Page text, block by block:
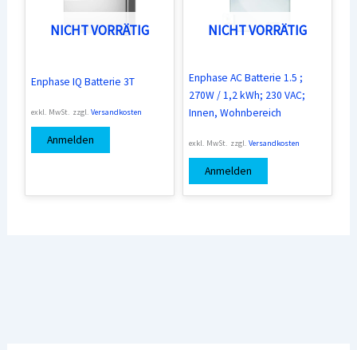
NICHT VORRÄTIG
Enphase IQ Batterie 3T
exkl. MwSt. zzgl.Versandkosten
Anmelden
NICHT VORRÄTIG
Enphase AC Batterie 1.5 ;
270W / 1,2 kWh; 230 VAC;
Innen, Wohnbereich
exkl. MwSt. zzgl. Versandkosten
Anmelden